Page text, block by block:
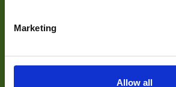
Marketing
Allow all
Zoek je meer informatie over het bedrijf
ons wat wij doen.